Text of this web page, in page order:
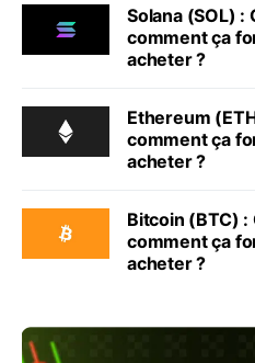
Solana (SOL) :
comment ça
acheter ?
Ethereum
comment ça
acheter ?
Bitcoin (BTC) :
comment ça
acheter ?